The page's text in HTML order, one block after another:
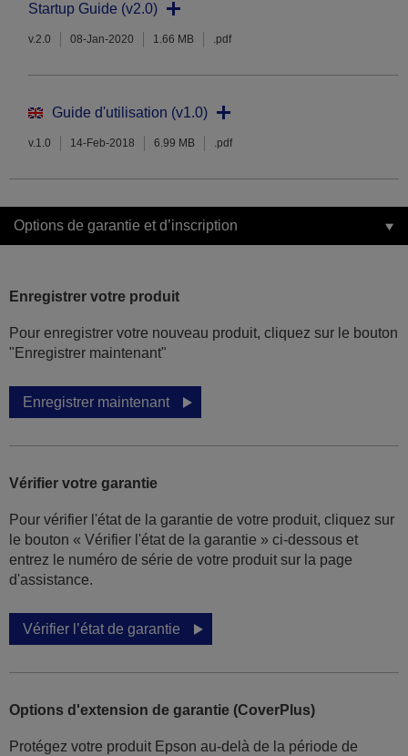
Startup Guide (v2.0)
v.2.0 08-Jan-2020 1.66 MB .pdf
Guide d'utilisation (v1.0)
v.1.0 14-Feb-2018 6.99 MB .pdf
Options de garantie et d’inscription
Enregistrer votre produit
Pour enregistrer votre nouveau produit, cliquez sur le bouton
"Enregistrer maintenant"
Enregistrer maintenant
Vérifier votre garantie
Pour vérifier l'état de la garantie de votre produit, cliquez sur
le bouton « Vérifier l'état de la garantie » ci-dessous et
entrez le numéro de série de votre produit sur la page
d'assistance.
Vérifier l’état de garantie
Options d'extension de garantie (CoverPlus)
Protégez votre produit Epson au-delà de la période de